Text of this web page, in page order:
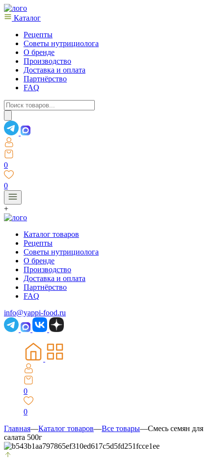
Каталог
Рецепты
Советы нутрициолога
О бренде
Производство
Доставка и оплата
Партнёрство
FAQ
Поиск
товаров
0
0
+
Каталог товаров
Рецепты
Советы нутрициолога
О бренде
Производство
Доставка и оплата
Партнёрство
FAQ
info@yappi-food.ru
0
0
Главная—Каталог товаров—Все товары—Смесь семян для
салата 500г